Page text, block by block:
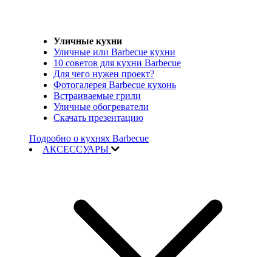
Уличные кухни
Уличные или Barbecue кухни
10 советов для кухни Barbecue
Для чего нужен проект?
Фотогалерея Barbecue кухонь
Встраиваемые грили
Уличные обогреватели
Скачать презентацию
Подробно о кухнях Barbecue
АКСЕССУАРЫ